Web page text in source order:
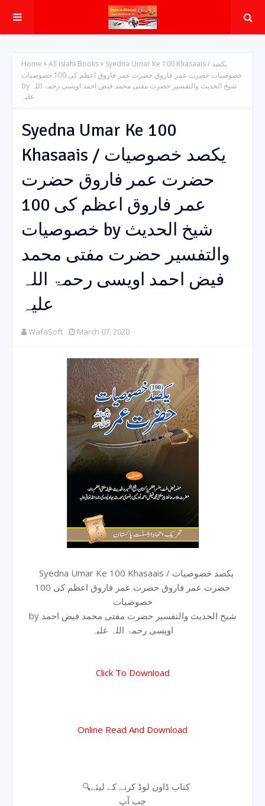
Home All islahi Books
Syedna Umar Ke 100 Khasaais / یکصد
خصوصیات حضرت عمر فاروق حضرت عمر فاروق اعظم کی 100 خصوصیات
by شیخ الحدیث والتفسیر حضرت مفتی محمد فیض احمد اویسی رحمۃ اللہ
علیہ
Syedna Umar Ke 100
Khasaais / یکصد خصوصیات
حضرت عمر فاروق حضرت
عمر فاروق اعظم کی 100
خصوصیات by شیخ الحدیث
والتفسیر حضرت مفتی محمد
فیض احمد اویسی رحمۃ اللہ
علیہ
WafaSoft March 07, 2020
Syedna Umar Ke 100 Khasaais / یکصد خصوصیات
حضرت عمر فاروق حضرت عمر فاروق اعظم کی 100
خصوصیات
by شیخ الحدیث والتفسیر حضرت مفتی محمد فیض احمد
اویسی رحمۃ اللہ علیہ
Click To Download
Online Read And Download
🔍کتاب ڈاون لوڈ کرنے کے لیئے
جب آپ